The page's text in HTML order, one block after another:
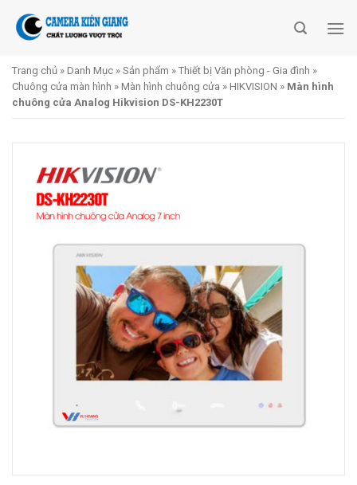
Trang chủ » Danh Mục » Sản phẩm » Thiết bị Văn phòng - Gia đình »
Chuông cửa màn hình » Màn hình chuông cửa » HIKVISION » Màn hình
chuông cửa Analog Hikvision DS-KH2230T